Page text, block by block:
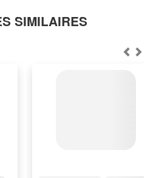
SIMILAIRES